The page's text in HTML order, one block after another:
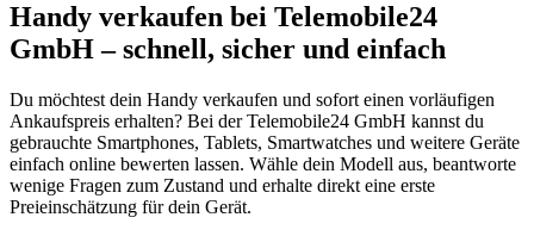
Handy verkaufen bei Telemobile24
GmbH – schnell, sicher und einfach
Du möchtest dein Handy verkaufen und sofort einen vorläufigen
Ankaufspreis erhalten? Bei der Telemobile24 GmbH kannst du
gebrauchte Smartphones, Tablets, Smartwatches und weitere Geräte
einfach online bewerten lassen. Wähle dein Modell aus, beantworte
wenige Fragen zum Zustand und erhalte direkt eine erste
Preieinschätzung für dein Gerät.